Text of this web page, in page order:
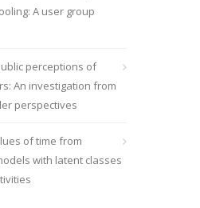
A user group
perceptions of
An investigation from
perspectives
of time from
with latent classes